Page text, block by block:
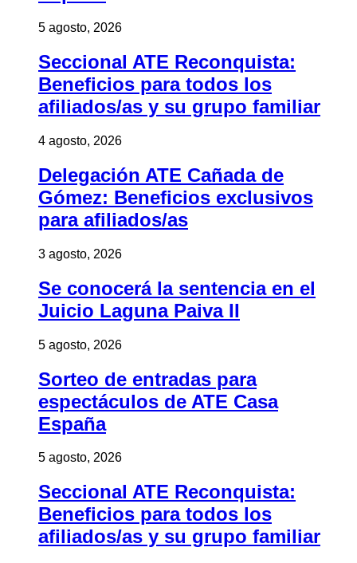
5 agosto, 2026
Seccional ATE Reconquista:
Beneficios para todos los
afiliados/as y su grupo familiar
4 agosto, 2026
Delegación ATE Cañada de
Gómez: Beneficios exclusivos
para afiliados/as
3 agosto, 2026
Se conocerá la sentencia en el
Juicio Laguna Paiva II
5 agosto, 2026
Sorteo de entradas para
espectáculos de ATE Casa
España
5 agosto, 2026
Seccional ATE Reconquista:
Beneficios para todos los
afiliados/as y su grupo familiar